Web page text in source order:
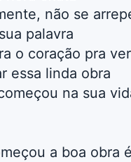
não se
palavra
o coração pra
essa linda obra
na sua
a boa obra